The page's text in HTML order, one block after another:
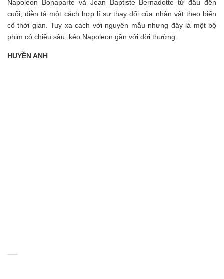
Napoleon Bonaparte và Jean Baptiste Bernadotte từ đầu đến
cuối, diễn tả một cách hợp lí sự thay đổi của nhân vật theo biến
cố thời gian. Tuy xa cách với nguyên mẫu nhưng đây là một bộ
phim có chiều sâu, kéo Napoleon gần với đời thường.
HUYỀN ANH